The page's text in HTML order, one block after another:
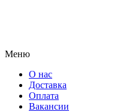
Меню
О нас
Доставка
Оплата
Вакансии